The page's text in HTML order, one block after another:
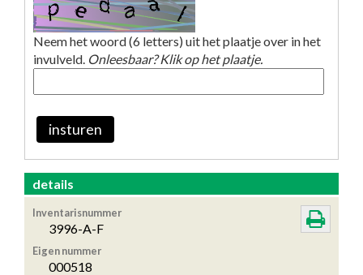
Neem het woord (6 letters) uit het plaatje over in het
invulveld. Onleesbaar? Klik op het plaatje.
insturen
details
Inventarisnummer
3996-A-F
Eigen nummer
000518